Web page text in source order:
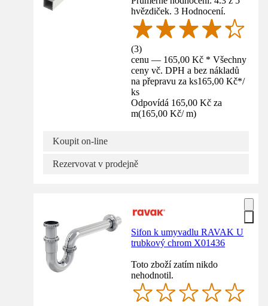
hvězdiček. 3 Hodnocení.
(3)
cenu — 165,00 Kč * Všechny
ceny vč. DPH a bez nákladů
na přepravu za ks165,00 Kč*/
ks
Odpovídá 165,00 Kč za
m(165,00 Kč/ m)
Koupit on-line
Rezervovat v prodejně
Sifon k umyvadlu RAVAK U
trubkový chrom X01436
Toto zboží zatím nikdo
nehodnotil.